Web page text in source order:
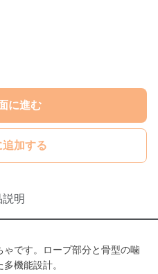
に進む
追加する
明
です。ロープ部分と骨型の噛
機能設計。